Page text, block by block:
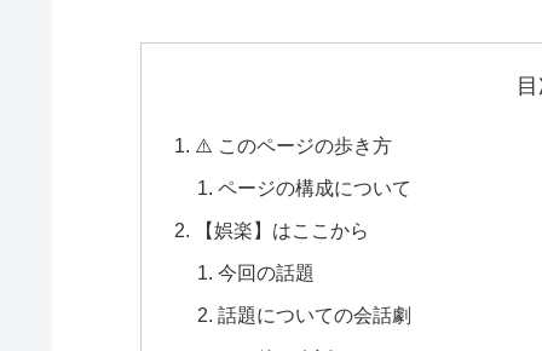
⚠️ このページの歩き方
ページの構成について
【娯楽】はここから
今回の話題
話題についての会話劇